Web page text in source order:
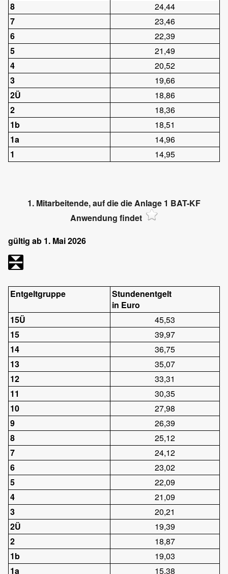
8
24,44
7
23,46
6
22,39
5
21,49
4
20,52
3
19,66
2Ü
18,86
2
18,36
1b
18,51
1a
14,96
1
14,95
1. Mitarbeitende, auf die die Anlage 1 BAT-KF
Anwendung findet
gültig ab 1. Mai 2026
Entgeltgruppe
Stundenentgelt
in Euro
15Ü
45,53
15
39,97
14
36,75
13
35,07
12
33,31
11
30,35
10
27,98
9
26,39
8
25,12
7
24,12
6
23,02
5
22,09
4
21,09
3
20,21
2Ü
19,39
2
18,87
1b
19,03
1a
15,38